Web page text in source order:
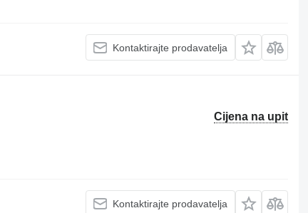
Kontaktirajte prodavatelja
Cijena na upit
Kontaktirajte prodavatelja